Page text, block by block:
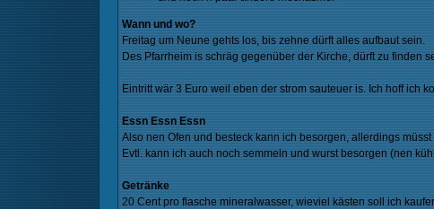
Wann und wo?
Freitag um Neune gehts los, bis zehne dürft alles aufbaut sein.
Des Pfarrheim is schräg gegenüber der Kirche, dürft zu finden
Eintritt wär 3 Euro weil eben der strom sauteuer is. Ich hoff ich
Essn Essn Essn
Also nen Ofen und besteck kann ich besorgen, allerdings
Evtl. kann ich auch noch semmeln und wurst besorgen (nen
Getränke
20 Cent pro flasche mineralwasser, wieviel kästen soll ich